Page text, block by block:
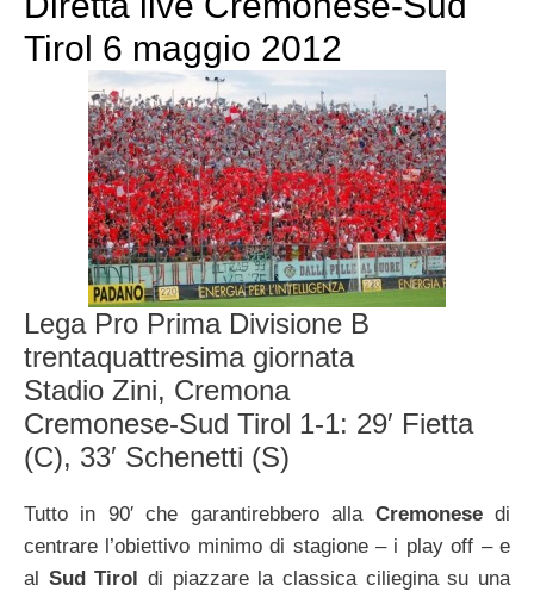
Tirol 6 maggio 2012
Lega Pro Prima Divisione B
trentaquattresima giornata
Stadio Zini, Cremona
Cremonese-Sud Tirol 1-1: 29′ Fietta
(C), 33′ Schenetti (S)
Tutto in 90′ che garantirebbero alla Cremonesedi
centrare l’obiettivo minimo di stagione – i play off – e
al Sud Tirol
di piazzare la classica ciliegina su una